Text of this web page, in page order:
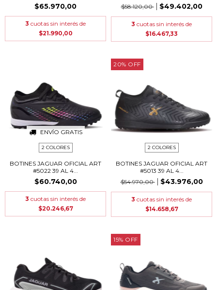
$65.970,00
3 cuotas sin interés de
$21.990,00
$58.120,00
$49.402,00
3 cuotas sin interés de
$16.467,33
ENVÍO GRATIS
2 COLORES
BOTINES JAGUAR OFICIAL ART
#5022 39 AL 4...
$60.740,00
3 cuotas sin interés de
$20.246,67
20% OFF
2 COLORES
BOTINES JAGUAR OFICIAL ART
#5013 39 AL 4...
$54.970,00
$43.976,00
3 cuotas sin interés de
$14.658,67
15% OFF